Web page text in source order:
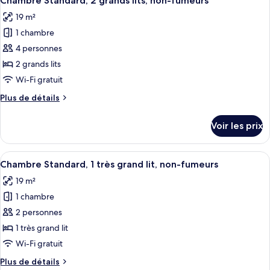
doubles,
non-
fumeurs
Chambre
Standard,
lits
doubles,
non-
fumeurs
toutes
les
photos
pour
ce
type
chambre :
2
grands
lits,
non-
fumeurs
19 m²
1 chambre
4 personnes
2 grands lits
Wi-Fi gratuit
Plus de détails
Plus
le
type
de
Chambre
Standard,
grands
lits,
non-
fumeurs
Voir les prix
Afficher
toutes
les
photos
pour
ce
type
Une chambre d’hôtel avec un
10
Chambre Standard, 1 très grand lit, non-fumeurs
19 m²
1 chambre
2 personnes
1 très grand lit
Wi-Fi gratuit
Plus de détails
Plus